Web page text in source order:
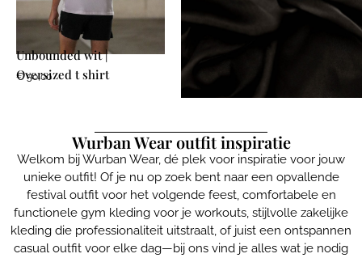
Unbounded wit |
Oversized t shirt
€50,00
Wurban Wear outfit inspiratie
Welkom bij Wurban Wear, dé plek voor inspiratie voor jouw
unieke outfit! Of je nu op zoek bent naar een opvallende
festival outfit voor het volgende feest, comfortabele en
functionele gym kleding voor je workouts, stijlvolle zakelijke
kleding die professionaliteit uitstraalt, of juist een ontspannen
casual outfit voor elke dag—bij ons vind je alles wat je nodig